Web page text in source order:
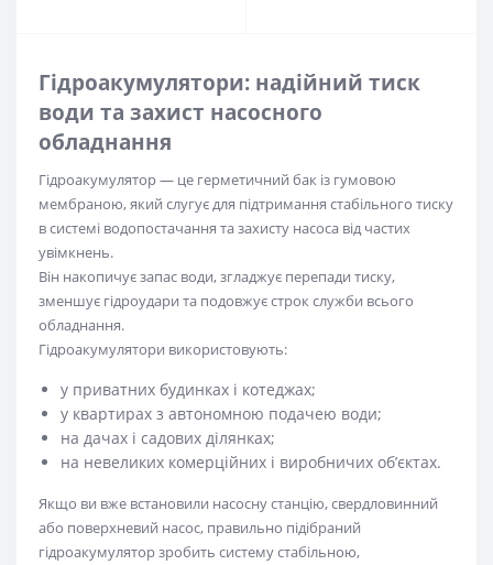
Гідроакумулятори: надійний тиск
води та захист насосного
обладнання
Гідроакумулятор — це герметичний бак із гумовою
мембраною, який слугує для підтримання стабільного тиску
в системі водопостачання та захисту насоса від частих
увімкнень.
Він накопичує запас води, згладжує перепади тиску,
зменшує гідроудари та подовжує строк служби всього
обладнання.
Гідроакумулятори використовують:
у приватних будинках і котеджах;
у квартирах з автономною подачею води;
на дачах і садових ділянках;
на невеликих комерційних і виробничих об’єктах.
Якщо ви вже встановили насосну станцію, свердловинний
або поверхневий насос, правильно підібраний
гідроакумулятор зробить систему стабільною,